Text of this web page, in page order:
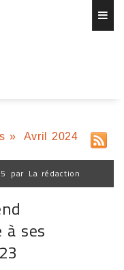
» Avril 2024
par La rédaction
ses